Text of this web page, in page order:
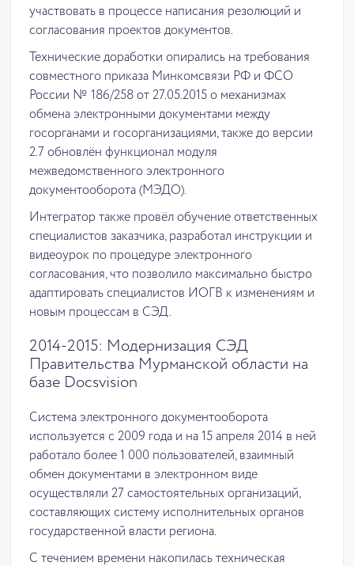
участвовать в процессе написания резолюций и
согласования проектов документов.
Технические доработки опирались на требования
совместного приказа Минкомсвязи РФ и ФСО
России № 186/258 от 27.05.2015 о механизмах
обмена электронными документами между
госорганами и госорганизациями, также до версии
2.7 обновлён функционал модуля
межведомственного электронного
документооборота (МЭДО).
Интегратор также провёл обучение ответственных
специалистов заказчика, разработал инструкции и
видеоурок по процедуре электронного
согласования, что позволило максимально быстро
адаптировать специалистов ИОГВ к изменениям и
новым процессам в СЭД.
2014-2015: Модернизация СЭД
Правительства Мурманской области на
базе Docsvision
Система электронного документооборота
используется с 2009 года и на 15 апреля 2014 в ней
работало более 1 000 пользователей, взаимный
обмен документами в электронном виде
осуществляли 27 самостоятельных организаций,
составляющих систему исполнительных органов
государственной власти региона.
С течением времени накопилась техническая